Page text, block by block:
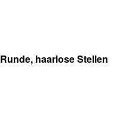
Runde, haarlose Stellen